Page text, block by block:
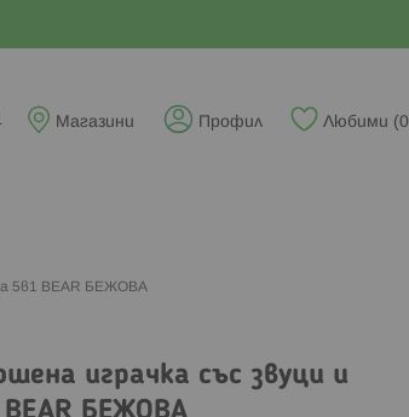
Любими (0
Профил
Магазини
5в1 BEAR БЕЖОВА
играчка със звуци и